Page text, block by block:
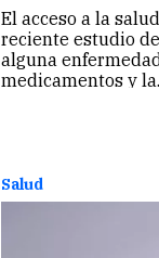
El acceso a la
reciente estudio
alguna
medicamentos y
Salud